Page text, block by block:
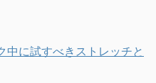
中に試すべきストレッチと